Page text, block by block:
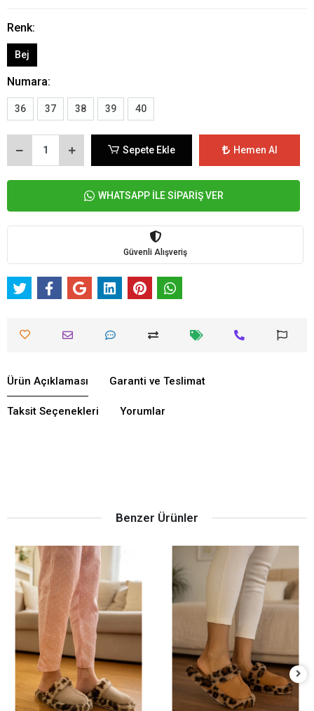
Renk:
Bej
Numara:
36 37 38 39 40
Sepete Ekle Hemen Al
WHATSAPP İLE SİPARİŞ VER
Güvenli Alışveriş
Ürün Açıklaması Garanti ve Teslimat
Taksit Seçenekleri Yorumlar
Benzer Ürünler